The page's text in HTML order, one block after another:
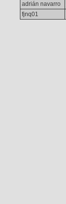
adrián navarro
fjnq01